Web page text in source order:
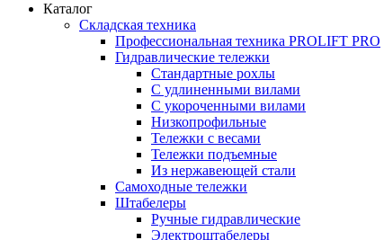
Каталог
Складская техника
Профессиональная техника PROLIFT PRO
Гидравлические тележки
Стандартные рохлы
С удлиненными вилами
С укороченными вилами
Низкопрофильные
Тележки с весами
Тележки подъемные
Из нержавеющей стали
Самоходные тележки
Штабелеры
Ручные гидравлические
Электроштабелеры